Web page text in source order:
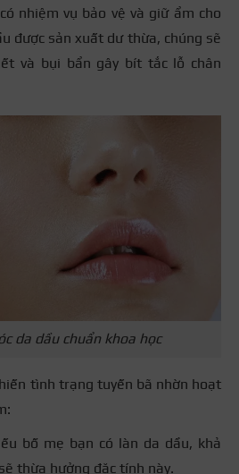
nhiệm vụ bảo vệ và giữ ẩm cho
được sản xuất dư thừa, chúng sẽ
và bụi bẩn gây bít tắc lỗ chân
da dầu chuẩn khoa học
tình trạng tuyến bã nhờn hoạt
bố mẹ bạn có làn da dầu, khả
thừa hưởng đặc tính này.